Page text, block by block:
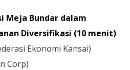
Meja Bundar dalam
Diversifikasi (10 menit)
Ekonomi Kansai)
Corp)